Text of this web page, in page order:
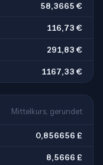
58,3665 €
116,73 €
291,83 €
1167,33 €
Mittelkurs, gerundet
0,856656 £
8,5666 £